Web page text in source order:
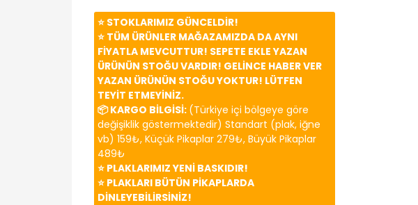
⭐️ STOKLARIMIZ GÜNCELDİR!
⭐️ TÜM ÜRÜNLER MAĞAZAMIZDA DA AYNI
FİYATLA MEVCUTTUR! SEPETE EKLE YAZAN
ÜRÜNÜN STOĞU VARDIR! GELİNCE HABER VER
YAZAN ÜRÜNÜN STOĞU YOKTUR! LÜTFEN
TEYİT ETMEYİNİZ.
📦 KARGO BİLGİSİ: (Türkiye içi bölgeye göre
değişiklik göstermektedir) Standart (plak, iğne
vb) 159₺, Küçük Pikaplar 279₺, Büyük Pikaplar
489₺
⭐️ PLAKLARIMIZ YENİ BASKIDIR!
⭐️ PLAKLARI BÜTÜN PİKAPLARDA
DİNLEYEBİLİRSİNİZ!